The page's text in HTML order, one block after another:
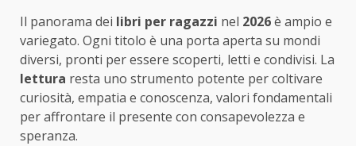
Il panorama dei libri per ragazzi nel 2026è ampio e
variegato. Ogni titolo è una porta aperta su mondi
diversi, pronti per essere scoperti, letti e condivisi. La
lettura resta uno strumento potente per coltivare
curiosità, empatia e conoscenza, valori fondamentali
per affrontare il presente con consapevolezza e
speranza.